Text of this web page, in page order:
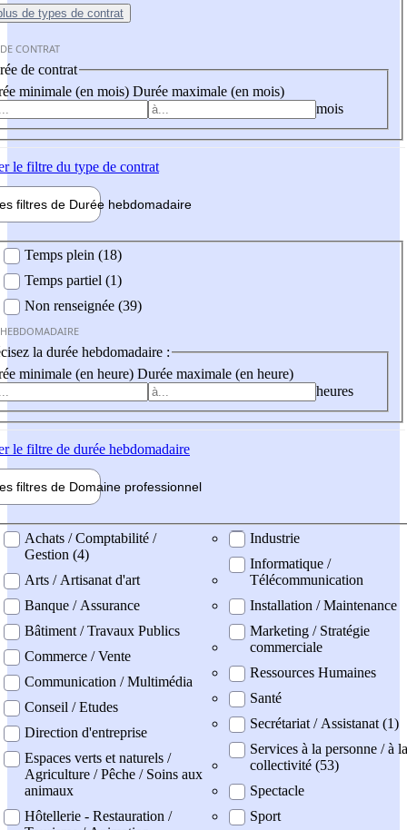
de types de contrat
CONTRAT
de contrat
minimale (en mois) Durée maximale (en mois)
mois
le filtre du type de contrat
filtres de Durée hebdomadaire
Temps plein (18)
Temps partiel (1)
Non renseignée (39)
la durée hebdomadaire :
minimale (en heure) Durée maximale (en heure)
heures
le filtre de durée hebdomadaire
filtres de Domaine professionnel
professionel
Achats / Comptabilité /
Gestion (4)
Arts / Artisanat d'art
Banque / Assurance
Bâtiment / Travaux Publics
Commerce / Vente
Communication / Multimédia
Conseil / Etudes
Direction d'entreprise
Espaces verts et naturels /
Agriculture / Pêche / Soins aux
animaux
Hôtellerie - Restauration /
Industrie
Informatique /
Télécommunication
Installation / Maintenance
Marketing / Stratégie
commerciale
Ressources Humaines
Santé
Secrétariat / Assistanat (1)
Services à la personne / à la
collectivité (53)
Spectacle
Sport